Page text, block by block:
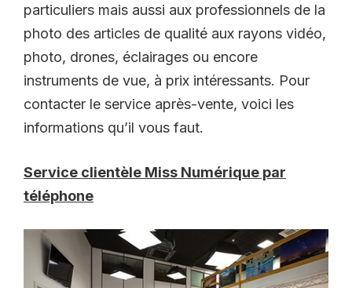
particuliers mais aussi aux professionnels de la
photo des articles de qualité aux rayons vidéo,
photo, drones, éclairages ou encore
instruments de vue, à prix intéressants. Pour
contacter le service après-vente, voici les
informations qu’il vous faut.
Service clientèle Miss Numérique par
téléphone